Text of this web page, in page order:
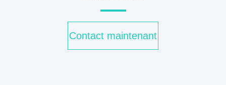
Contact maintenant